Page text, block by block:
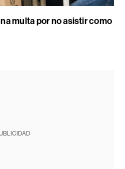
multa por no asistir como